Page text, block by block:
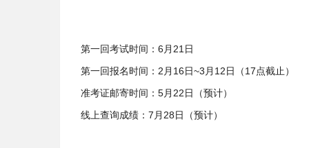
第一回考试时间：6月21日
第一回报名时间：2月16日~3月12日（17点截止）
准考证邮寄时间：5月22日（预计）
线上查询成绩：7月28日（预计）